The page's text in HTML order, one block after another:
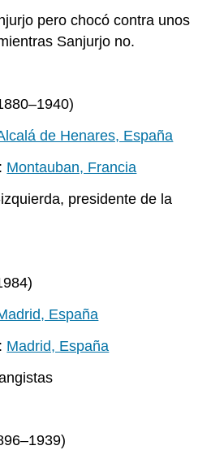
pero chocó contra unos
Sanjurjo no.
de Henares, España
Montauban, Francia
presidente de la
España
Madrid, España